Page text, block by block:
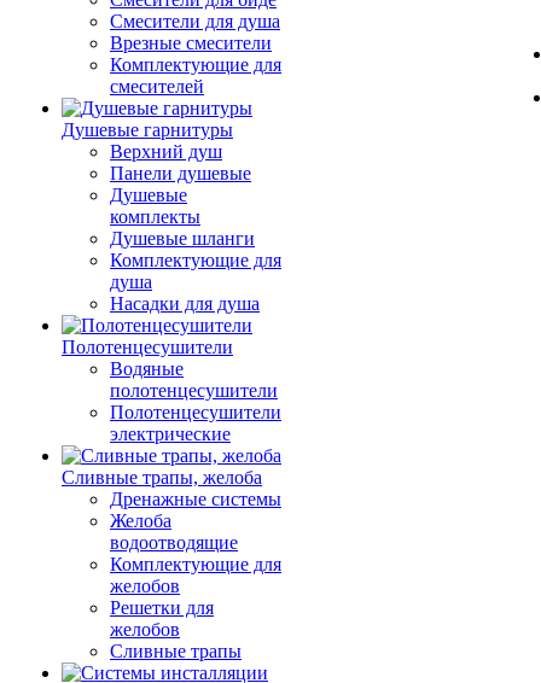
Смесители для душа
Врезные смесители
Комплектующие для
смесителей
Душевые гарнитуры
Верхний душ
Панели душевые
Душевые
комплекты
Душевые шланги
Комплектующие для
душа
Насадки для душа
Полотенцесушители
Водяные
полотенцесушители
Полотенцесушители
электрические
Сливные трапы, желоба
Дренажные системы
Желоба
водоотводящие
Комплектующие для
желобов
Решетки для
желобов
Сливные трапы